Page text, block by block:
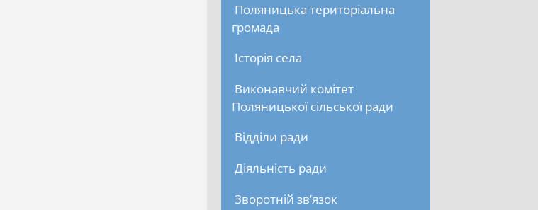
Поляницька територіальна
громада
Історія села
Виконавчий комітет
Поляницької сільської ради
Відділи ради
Діяльність ради
Зворотній зв’язок